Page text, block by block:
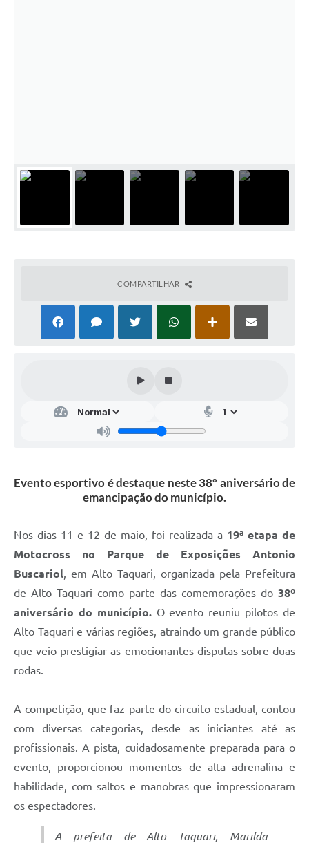
COMPARTILHAR
Evento esportivo é destaque neste 38º aniversário de
emancipação do município.
Nos dias 11 e 12 de maio, foi realizada a 19ª etapa de
Motocross no Parque de Exposições Antonio
Buscariol , em Alto Taquari, organizada pela Prefeitura
de Alto Taquari como parte das comemorações do 38º
aniversário do município. O evento reuniu pilotos de
Alto Taquari e várias regiões, atraindo um grande público
que veio prestigiar as emocionantes disputas sobre duas
rodas.
A competição, que faz parte do circuito estadual, contou
com diversas categorias, desde as iniciantes até as
profissionais. A pista, cuidadosamente preparada para o
evento, proporcionou momentos de alta adrenalina e
habilidade, com saltos e manobras que impressionaram
os espectadores.
A prefeita de Alto Taquari, Marilda